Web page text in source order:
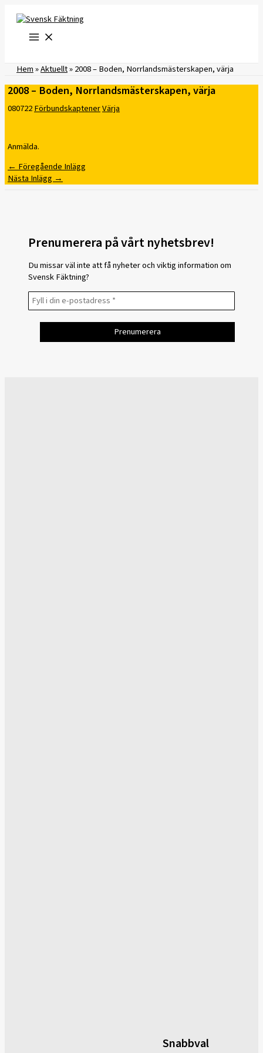
innehåll
Hem»Aktuellt»2008 – Boden, Norrlandsmästerskapen, värja
2008 – Boden, Norrlandsmästerskapen, värja
080722FörbundskaptenerVärja
Anmälda.
←Föregående Inlägg
Nästa Inlägg→
Prenumerera på vårt nyhetsbrev!
Du missar väl inte att få nyheter och viktig information om
Svensk Fäktning?
Snabbval